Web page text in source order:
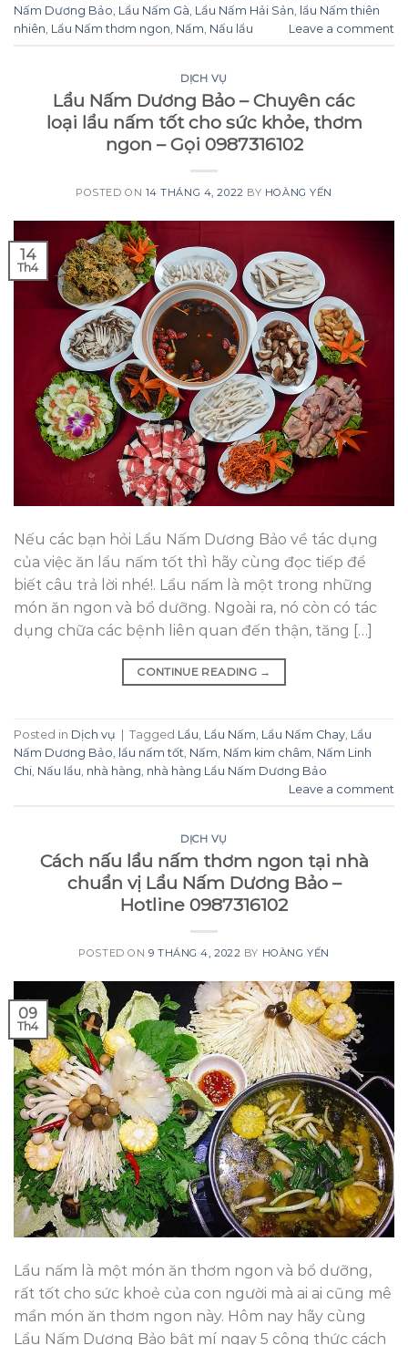
Nấm Dương Bảo Lẩu Nấm Gà Lẩu Nấm Hải Sản lẩu Nấm thiên
nhiên Lẩu Nấm thơm ngon Nấm Nấu lẩu Leave a comment
DỊCH VỤ
Lẩu Nấm Dương Bảo – Chuyên các
loại lẩu nấm tốt cho sức khỏe, thơm
ngon – Gọi 0987316102
POSTED ON 14 THÁNG 4, 2022 BY HOÀNG YẾN
14
Th4
Nếu các bạn hỏi Lẩu Nấm Dương Bảo về tác dụng
của việc ăn lẩu nấm tốt thì hãy cùng đọc tiếp để
biết câu trả lời nhé!. Lẩu nấm là một trong những
món ăn ngon và bổ dưỡng. Ngoài ra, nó còn có tác
dụng chữa các bệnh liên quan đến thận, tăng […]
CONTINUE READING →
Posted in Dịch vụ | Tagged Lẩu Lẩu Nấm Lẩu Nấm Chay Lẩu
Nấm Dương Bảo lẩu nấm tốt Nấm Nấm kim châm Nấm Linh
Chi Nấu lẩu nhà hàng nhà hàng Lẩu Nấm Dương Bảo
Leave a comment
DỊCH VỤ
Cách nấu lẩu nấm thơm ngon tại nhà
chuẩn vị Lẩu Nấm Dương Bảo –
Hotline 0987316102
POSTED ON 9 THÁNG 4, 2022 BY HOÀNG YẾN
09
Th4
Lẩu nấm là một món ăn thơm ngon và bổ dưỡng,
rất tốt cho sức khoẻ của con người mà ai ai cũng mê
mẩn món ăn thơm ngon này. Hôm nay hãy cùng
Lẩu Nấm Dương Bảo bật mí ngay 5 công thức cách